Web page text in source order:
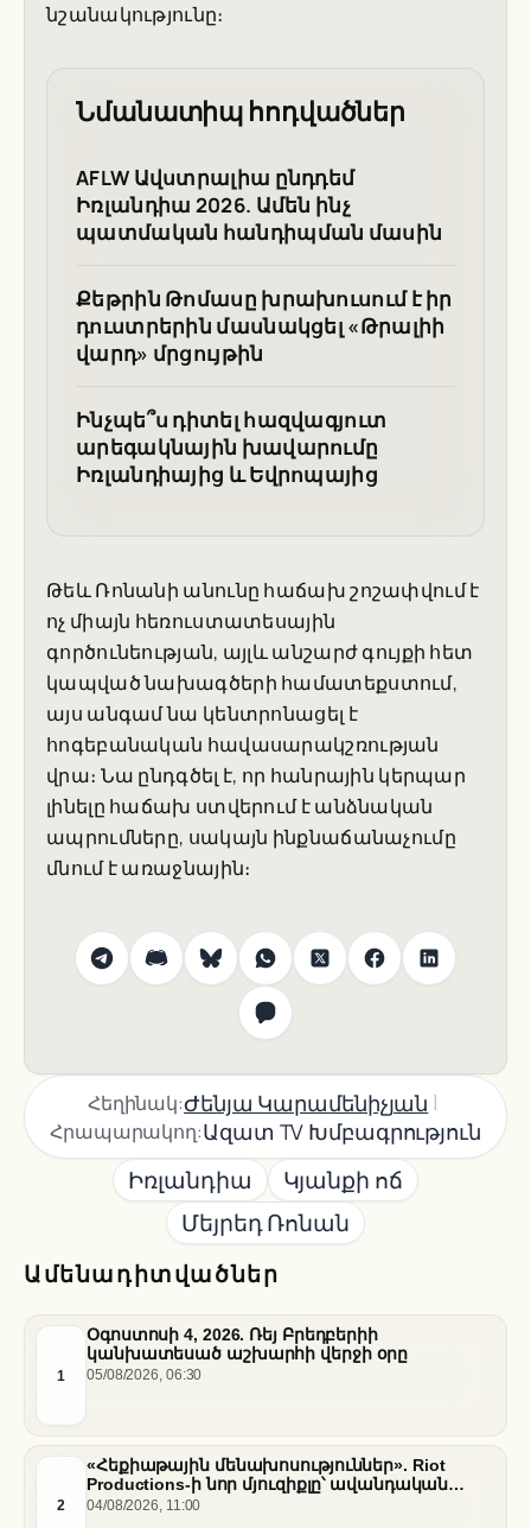
Ամենադիտվածներ
1
Օգոստոսի 4, 2026. Ռեյ Բրեդբերիի
կանխատեսած աշխարհի վերջի օրը
05/08/2026, 06:30
2
«Հեքիաթային մենախոսություններ». Riot
Productions-ի նոր մյուզիքլը՝ ավանդական
պատմությունների նոր վերաիմաստավորում
04/08/2026, 11:00
նշանակությունը։
Նմանատիպ հոդվածներ
AFLW Ավստրալիա ընդդեմ
Իռլանդիա 2026. Ամեն ինչ
պատմական հանդիպման մասին
Քեթրին Թոմասը խրախուսում է իր
դուստրերին մասնակցել «Թրալիի
վարդ» մրցույթին
Ինչպե՞ս դիտել հազվագյուտ
արեգակնային խավարումը
Իռլանդիայից և Եվրոպայից
Թեև Ռոնանի անունը հաճախ շոշափվում է
ոչ միայն հեռուստատեսային
գործունեության, այլև անշարժ գույքի հետ
կապված նախագծերի համատեքստում,
այս անգամ նա կենտրոնացել է
հոգեբանական հավասարակշռության
վրա։ Նա ընդգծել է, որ հանրային կերպար
լինելը հաճախ ստվերում է անձնական
ապրումները, սակայն ինքնաճանաչումը
մնում է առաջնային։
Հեղինակ:Ժենյա Կարամենիչյան |
Հրապարակող:Ազատ TV Խմբագրություն
Իռլանդիա
Կյանքի ոճ
Մեյրեդ Ռոնան